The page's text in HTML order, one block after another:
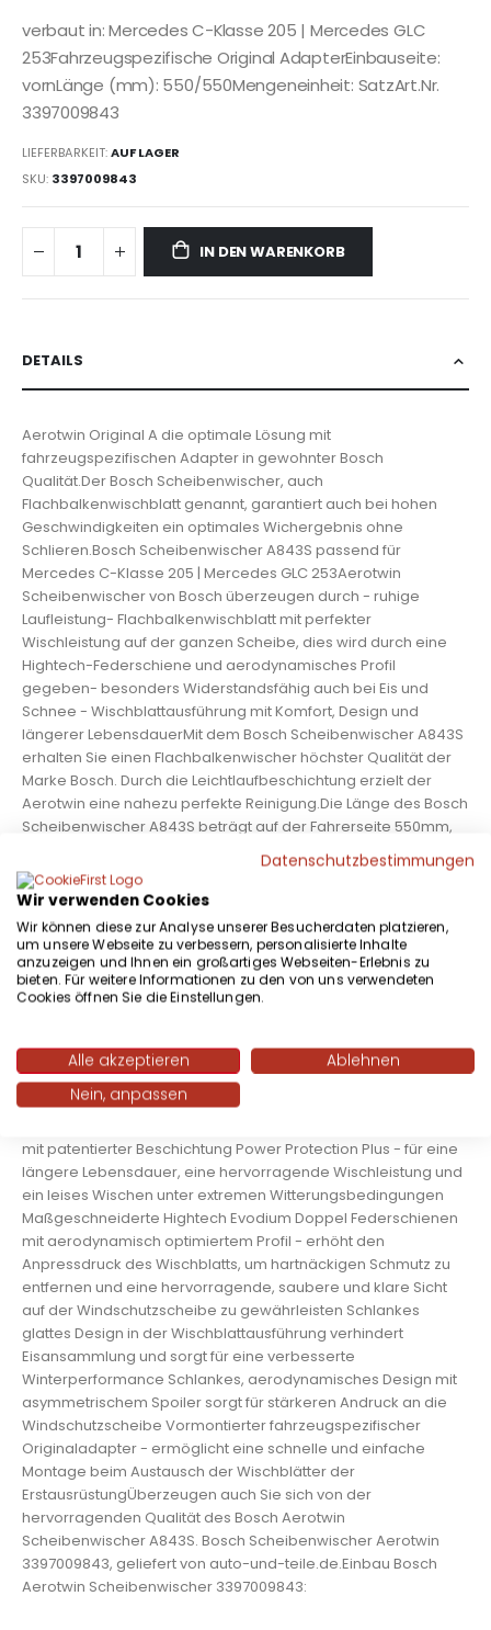
verbaut in: Mercedes C-Klasse 205 | Mercedes GLC
253Fahrzeugspezifische Original AdapterEinbauseite:
vornLänge (mm): 550/550Mengeneinheit: SatzArt.Nr.
3397009843
LIEFERBARKEIT:AUF LAGER
SKU 3397009843
IN DEN WARENKORB
DETAILS
Aerotwin Original A die optimale Lösung mit
fahrzeugspezifischen Adapter in gewohnter Bosch
Qualität.Der Bosch Scheibenwischer, auch
Flachbalkenwischblatt genannt, garantiert auch bei hohen
Geschwindigkeiten ein optimales Wichergebnis ohne
Schlieren.Bosch Scheibenwischer A843S passend für
Mercedes C-Klasse 205 | Mercedes GLC 253Aerotwin
Scheibenwischer von Bosch überzeugen durch - ruhige
Laufleistung- Flachbalkenwischblatt mit perfekter
Wischleistung auf der ganzen Scheibe, dies wird durch eine
Hightech-Federschiene und aerodynamisches Profil
gegeben- besonders Widerstandsfähig auch bei Eis und
Schnee - Wischblattausführung mit Komfort, Design und
längerer LebensdauerMit dem Bosch Scheibenwischer A843S
erhalten Sie einen Flachbalkenwischer höchster Qualität der
Marke Bosch. Durch die Leichtlaufbeschichtung erzielt der
Aerotwin eine nahezu perfekte Reinigung.Die Länge des Bosch
Scheibenwischer A843S beträgt auf der Fahrerseite 550mm,
die auf der Beifahrerseite 550mm. Durch die bügellose
Bauweise des Flachbalkenwischblatt wird ein höherer
Anpressdruck ermöglicht und Sie behalten den sicheren
Durchblick, auch bei hohen Geschwindigkeiten. Kein rubbeln,
schmieren oder rattern. Aerotwin Wischerblätter überzeugen
durch ein aerodynamisches Design, wie es der Name schon
verrät. Überzeugen Sie sich von langer Lebensdauer und
innovativer Wischgummi Technologie. Sie finden den Bosch
und-teile.de. Wechseln Sie noch heute Ihre alten
Wischerblätter gegen die Wischblattausführung der Bosch
Technologie. Sie werden überzeugt sein.Funktionen und
mit patentierter Beschichtung Power Protection Plus - für eine
längere Lebensdauer, eine hervorragende Wischleistung und
ein leises Wischen unter extremen Witterungsbedingungen
Maßgeschneiderte Hightech Evodium Doppel Federschienen
mit aerodynamisch optimiertem Profil - erhöht den
Anpressdruck des Wischblatts, um hartnäckigen Schmutz zu
entfernen und eine hervorragende, saubere und klare Sicht
auf der Windschutzscheibe zu gewährleisten Schlankes
glattes Design in der Wischblattausführung verhindert
Eisansammlung und sorgt für eine verbesserte
Winterperformance Schlankes, aerodynamisches Design mit
asymmetrischem Spoiler sorgt für stärkeren Andruck an die
Windschutzscheibe Vormontierter fahrzeugspezifischer
Originaladapter - ermöglicht eine schnelle und einfache
Montage beim Austausch der Wischblätter der
ErstausrüstungÜberzeugen auch Sie sich von der
hervorragenden Qualität des Bosch Aerotwin
Scheibenwischer A843S. Bosch Scheibenwischer Aerotwin
3397009843, geliefert von auto-und-teile.de.Einbau Bosch
Aerotwin Scheibenwischer 3397009843:
Datenschutzbestimmungen
Wir verwenden Cookies
Wir können diese zur Analyse unserer Besucherdaten platzieren,
um unsere Webseite zu verbessern, personalisierte Inhalte
anzuzeigen und Ihnen ein großartiges Webseiten-Erlebnis zu
bieten. Für weitere Informationen zu den von uns verwendeten
Cookies öffnen Sie die Einstellungen.
Alle akzeptieren
Ablehnen
Nein, anpassen